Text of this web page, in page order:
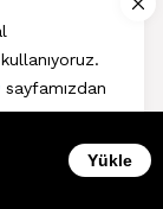
kullanıyoruz.
sayfamızdan
Kabul EtYükle